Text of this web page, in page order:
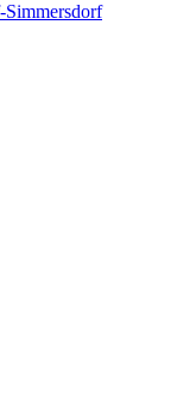
Simmersdorf